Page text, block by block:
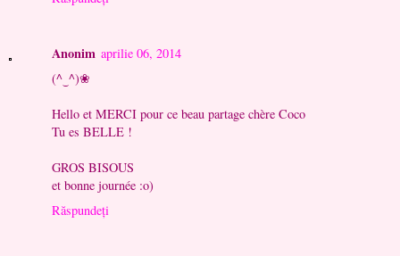
Anonim aprilie 06, 2014
(^‿^)❀
Hello et MERCI pour ce beau partage chère Coco
Tu es BELLE !
GROS BISOUS
et bonne journée :o)
Răspundeți